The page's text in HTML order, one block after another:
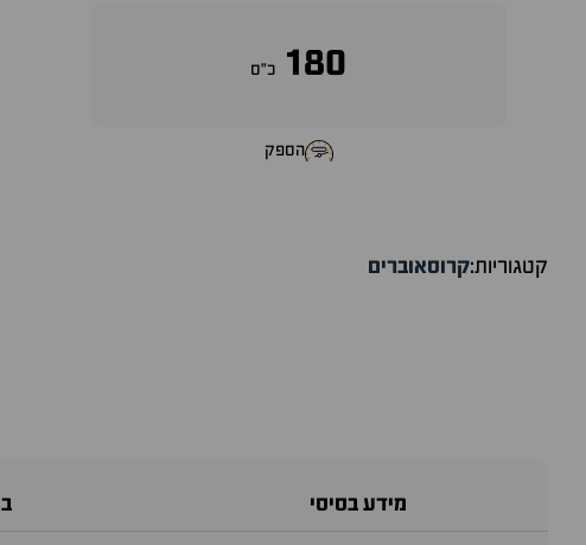
180 כ״ס
הספק
קטגוריות:קרוסאוברים
מידע בסיסי